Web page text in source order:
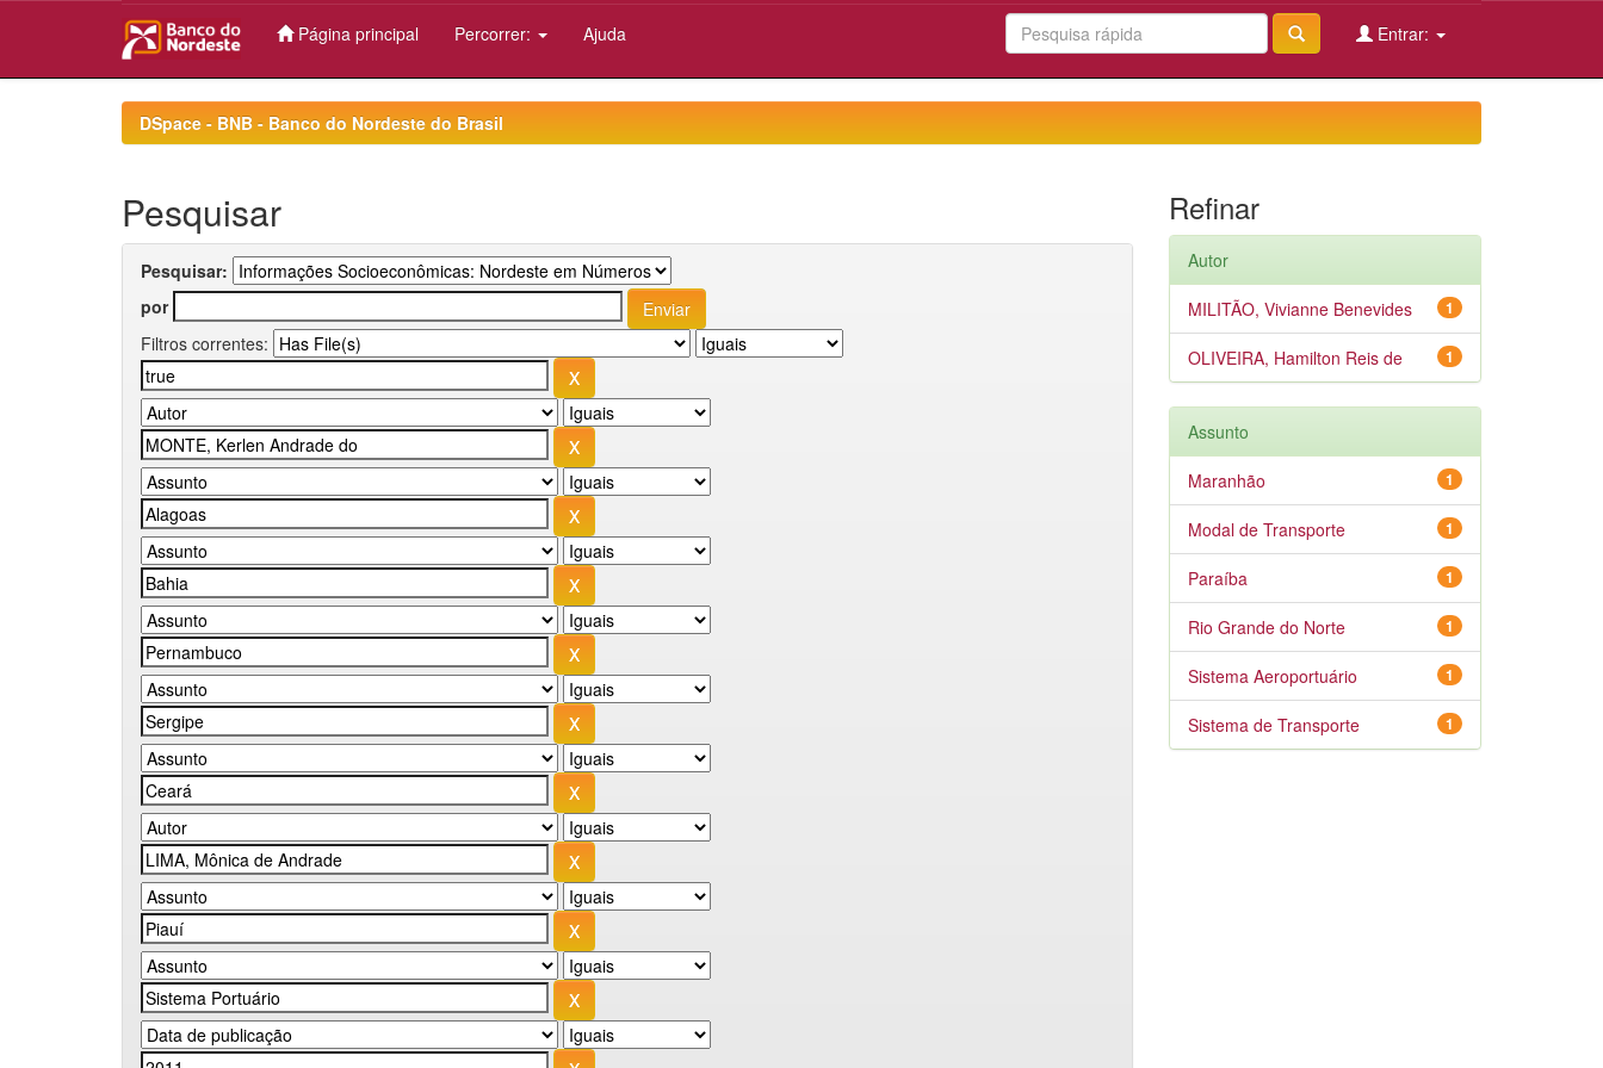
Página principal Percorrer: Ajuda Entrar:
DSpace - BNB - Banco do Nordeste do Brasil
Pesquisar
Pesquisar:
por
Filtros correntes:
Refinar
Autor
1
MILITÃO, Vivianne Benevides
1
OLIVEIRA, Hamilton Reis de
Assunto
1
Maranhão
1
Modal de Transporte
1
Paraíba
1
Rio Grande do Norte
1
Sistema Aeroportuário
1
Sistema de Transporte